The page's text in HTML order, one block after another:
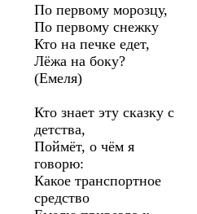
По первому морозцу,
По первому снежку
Кто на печке едет,
Лёжа на боку?
(Емеля)
Кто знает эту сказку с
детства,
Поймёт, о чём я
говорю:
Какое транспортное
средство